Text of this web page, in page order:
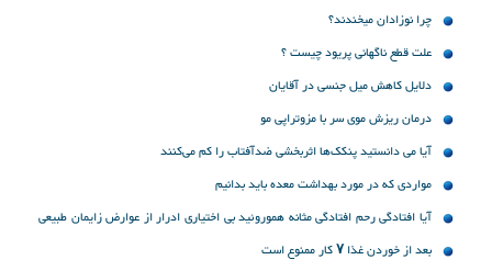
چرا نوزادان میخندند؟
علت قطع ناگهانی پریود چیست ؟
دلایل كاهش میل جنسی در آقایان
درمان ریزش موی سر با مزوتراپی مو
آیا می دانستید پنکک‌ها اثربخشی ضدآفتاب را کم می‌کنند
مواردی که در مورد بهداشت معده باید بدانیم
آیا افتادگی رحم افتادگی مثانه هموروئید بی اختیاری ادرار از عوارض زایمان طبیعی
است
بعد از خوردن غذا ۷ کار ممنوع است